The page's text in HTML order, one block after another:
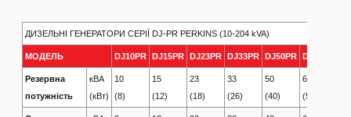
ДИЗЕЛЬНІ ГЕНЕРАТОРИ СЕРІЇ DJ-PR PERKINS (10-204 kVA)
МОДЕЛЬ DJ10PR DJ15PR DJ23PR DJ33PR DJ50PR DJ66PR
Резервна
потужність
кВА
(кВт)
10
(8)
15
(12)
23
(18)
33
(26)
50
(40)
66
(53)